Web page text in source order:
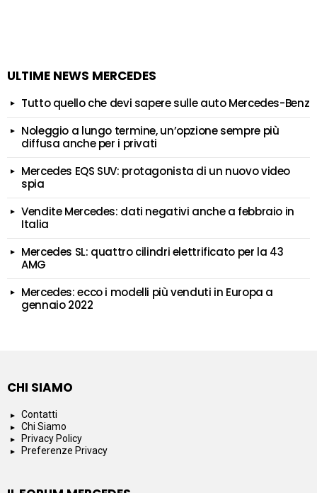
ULTIME NEWS MERCEDES
Tutto quello che devi sapere sulle auto Mercedes-Benz
Noleggio a lungo termine, un’opzione sempre più
diffusa anche per i privati
Mercedes EQS SUV: protagonista di un nuovo video
spia
Vendite Mercedes: dati negativi anche a febbraio in
Italia
Mercedes SL: quattro cilindri elettrificato per la 43
AMG
Mercedes: ecco i modelli più venduti in Europa a
gennaio 2022
CHI SIAMO
Contatti
Chi Siamo
Privacy Policy
Preferenze Privacy